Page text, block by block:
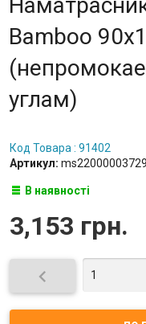
Bamboo
углам)
Код Товара : 91402
Артикул:
В наявності
3,153 грн.
